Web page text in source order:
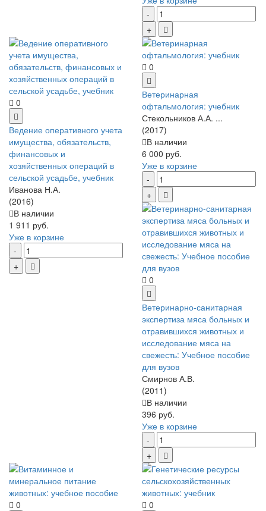
0
Ведение оперативного учета
имущества, обязательств,
финансовых и
хозяйственных операций в
сельской усадьбе, учебник
Иванова Н.А.
(2016)
В наличии
1 911 руб.
Уже в корзине
0
Ветеринарная
офтальмология: учебник
Стекольников А.А. ...
(2017)
В наличии
6 000 руб.
Уже в корзине
0
Ветеринарно-санитарная
экспертиза мяса больных и
отравившихся животных и
исследование мяса на
свежесть: Учебное пособие
для вузов
Смирнов А.В.
(2011)
В наличии
396 руб.
Уже в корзине
0 0